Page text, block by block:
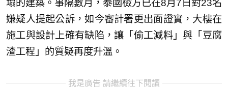
塌的建築。事隔數月，泰國檢方已在8月7日對23名
嫌疑人提起公訴，如今審計署更出面證實，大樓在
施工與設計上確有缺陷，讓「偷工減料」與「豆腐
渣工程」的質疑再度升溫。
我是廣告 請繼續往下閱讀